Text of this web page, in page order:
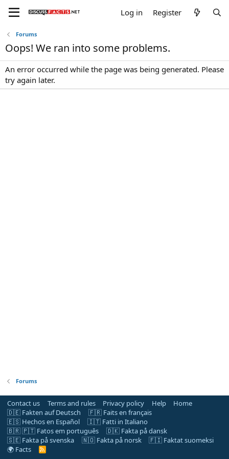
Log in Register
Forums
Oops! We ran into some problems.
An error occurred while the page was being generated. Please
try again later.
Forums
Contact us Terms and rules Privacy policy Help
Home
🇩🇪 Fakten auf Deutsch
🇫🇷 Faits en français
🇪🇸 Hechos en Español
🇮🇹 Fatti in Italiano
🇧🇷 🇵🇹 Fatos em português
🇩🇰 Fakta på dansk
🇸🇪 Fakta på svenska
🇳🇴 Fakta på norsk
🇫🇮 Faktat suomeksi
🌍 Facts
R